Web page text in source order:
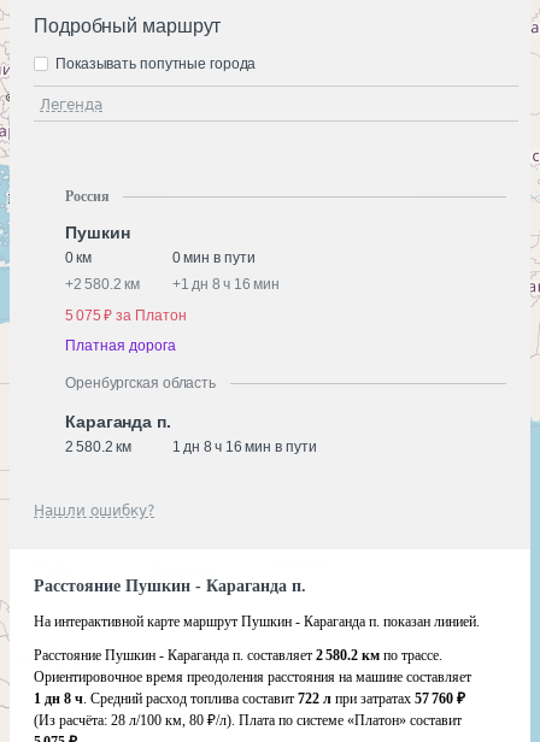
Подробный маршрут
Легенда
Показывать попутные города
Россия
Пушкин
0 км
0 мин в пути
+2 580.2 км +1 дн 8 ч 16 мин
5 075 ₽ за Платон
Платная дорога
Оренбургская область
Караганда п.
2 580.2 км 1 дн 8 ч 16 мин в пути
Нашли ошибку?
Расстояние Пушкин - Караганда п.
На интерактивной карте маршрут Пушкин - Караганда п. показан линией.
Расстояние Пушкин - Караганда п. составляет 2 580.2 км по трассе.
Ориентировочное время преодоления расстояния на машине составляет
1 дн 8 ч. Средний расход топлива составит 722 л при затратах 57 760 ₽
(Из расчёта: 28 л/100 км, 80 ₽/л). Плата по системе «Платон» составит